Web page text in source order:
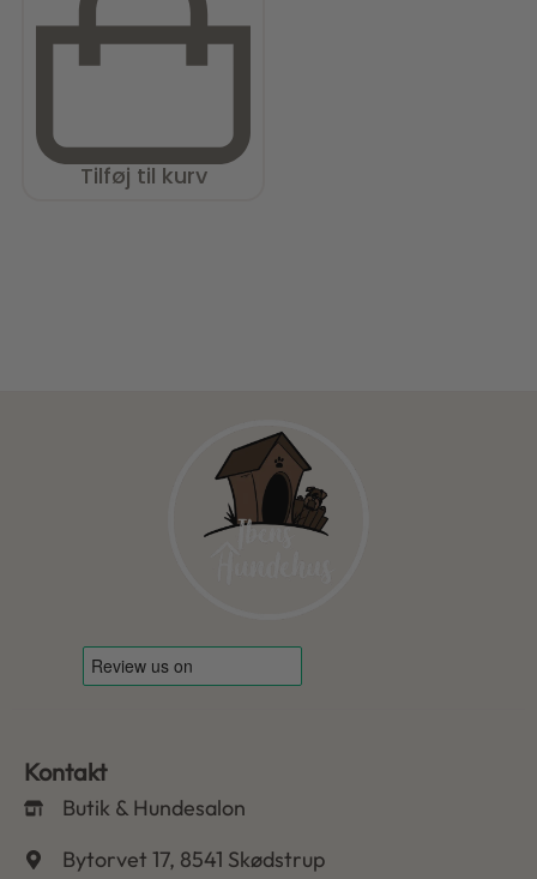
Tilføj til kurv
Kontakt
Butik & Hundesalon
Bytorvet 17, 8541 Skødstrup